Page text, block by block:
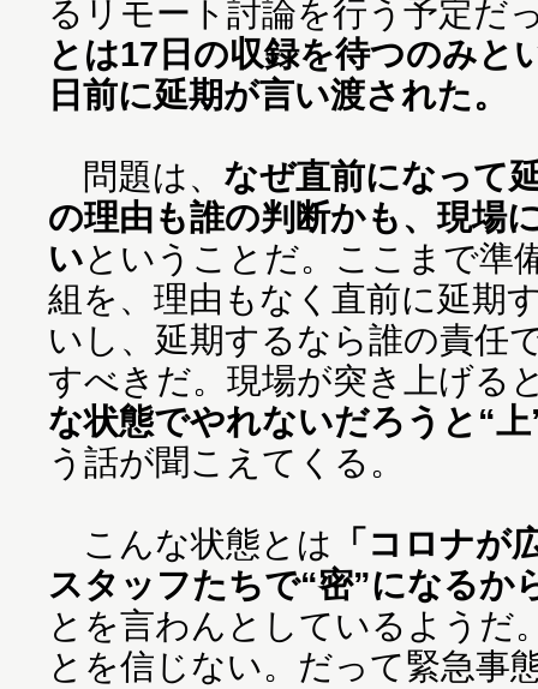
るリモート討論を行う予定だ
とは17日の収録を待つのみと
日前に延期が言い渡された。
問題は、 なぜ直前になって
の理由も誰の判断かも、現場
いということだ。ここまで準
組を、理由もなく直前に延期
いし、延期するなら誰の責任
すべきだ。現場が突き上げる
な状態でやれないだろうと“
う話が聞こえてくる。
こんな状態とは 「コロナが
スタッフたちで“密”になるか
とを言わんとしているようだ
とを信じない。だって緊急事